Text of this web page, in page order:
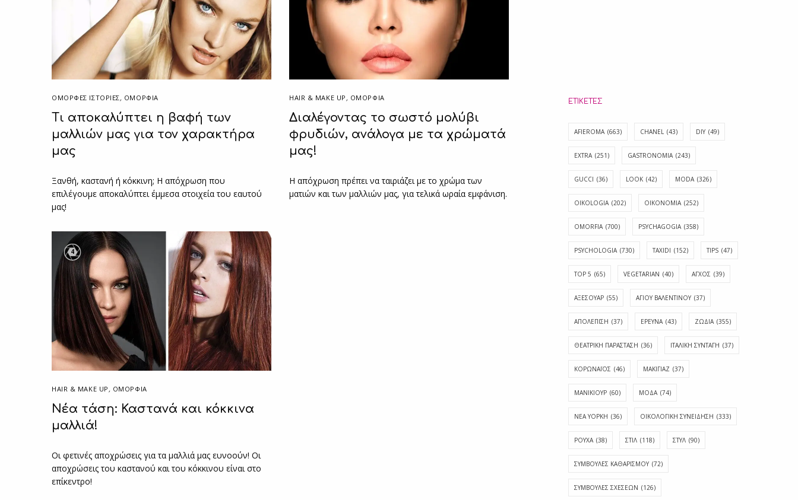
ΌΜΟΡΦΕΣ ΙΣΤΟΡΊΕΣ, ΟΜΟΡΦΙΑ
Τι αποκαλύπτει η βαφή των
μαλλιών μας για τον χαρακτήρα
μας
Ξανθή, καστανή ή κόκκινη; Η απόχρωση που
επιλέγουμε αποκαλύπτει έμμεσα στοιχεία του εαυτού
μας!
HAIR & MAKE UP , ΟΜΟΡΦΙΑ
Διαλέγοντας το σωστό μολύβι
φρυδιών, ανάλογα με τα χρώματά
μας!
Η απόχρωση πρέπει να ταιριάζει με το χρώμα των
ματιών και των μαλλιών μας, για τελικά ωραία εμφάνιση.
4
HAIR & MAKE UP , ΟΜΟΡΦΙΑ
Νέα τάση: Καστανά και κόκκινα
μαλλιά!
Οι φετινές αποχρώσεις για τα μαλλιά μας ευνοούν! Οι
αποχρώσεις του καστανού και του κόκκινου είναι στο
επίκεντρο!
ΕΤΙΚΈΤΕΣ
AFIEROMA (663) CHANEL (43) DIY (49)
EXTRA (251) GASTRONOMIA (243)
GUCCI (36) LOOK (42) MODA (326)
OIKOLOGIA (202) OIKONOMIA (252)
OMORFIA (700) PSYCHAGOGIA (358)
PSYCHOLOGIA (730) TAXIDI (152) TIPS (47)
TOP 5 (65) VEGETARIAN (40) ΑΓΧΟΣ (39)
ΑΞΕΣΟΥΑΡ (55) ΑΓΊΟΥ ΒΑΛΕΝΤΊΝΟΥ (37)
ΑΠΟΛΈΠΙΣΗ (37) ΕΡΕΥΝΑ (43) ΖΩΔΙΑ (355)
ΘΕΑΤΡΙΚΗ ΠΑΡΑΣΤΑΣΗ (36) ΙΤΑΛΙΚΗ ΣΥΝΤΑΓΗ (37)
ΚΟΡΩΝΑΪΟΣ (46) ΜΑΚΙΓΙΑΖ (37)
ΜΑΝΙΚΙΟΥΡ (60) ΜΟΔΑ (74)
ΝΕΑ ΥΟΡΚΗ (36) ΟΙΚΟΛΟΓΙΚΗ ΣΥΝΕΙΔΗΣΗ (333)
ΡΟΥΧΑ (38) ΣΤΙΛ (118) ΣΤΥΛ (90)
ΣΥΜΒΟΥΛΕΣ ΚΑΘΑΡΙΣΜΟΥ (72)
ΣΥΜΒΟΥΛΕΣ ΣΧΕΣΕΩΝ (126)